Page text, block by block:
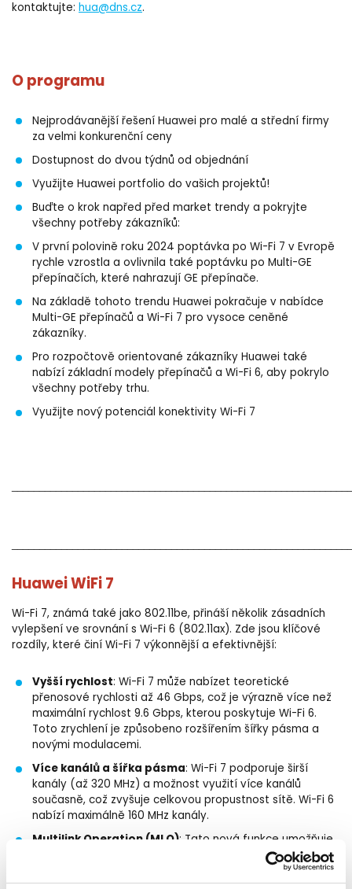
kontaktujte: hua@dns.cz.
O programu
Nejprodávanější řešení Huawei pro malé a střední firmy
za velmi konkurenční ceny
Dostupnost do dvou týdnů od objednání
Využijte Huawei portfolio do vašich projektů!
Buďte o krok napřed před market trendy a pokryjte
všechny potřeby zákazníků:
V první polovině roku 2024 poptávka po Wi-Fi 7 v Evropě
rychle vzrostla a ovlivnila také poptávku po Multi-GE
přepínačích, které nahrazují GE přepínače.
Na základě tohoto trendu Huawei pokračuje v nabídce
Multi-GE přepínačů a Wi-Fi 7 pro vysoce ceněné
zákazníky.
Pro rozpočtově orientované zákazníky Huawei také
nabízí základní modely přepínačů a Wi-Fi 6, aby pokrylo
všechny potřeby trhu.
Využijte nový potenciál konektivity Wi-Fi 7
Huawei WiFi 7
Wi-Fi 7, známá také jako 802.11be, přináší několik zásadních
vylepšení ve srovnání s Wi-Fi 6 (802.11ax). Zde jsou klíčové
rozdíly, které činí Wi-Fi 7 výkonnější a efektivnější:
Vyšší rychlost: Wi-Fi 7 může nabízet teoretické
přenosové rychlosti až 46 Gbps, což je výrazně více než
maximální rychlost 9.6 Gbps, kterou poskytuje Wi-Fi 6.
Toto zrychlení je způsobeno rozšířením šířky pásma a
novými modulacemi.
Více kanálů a šířka pásma: Wi-Fi 7 podporuje širší
kanály (až 320 MHz) a možnost využití více kanálů
současně, což zvyšuje celkovou propustnost sítě. Wi-Fi 6
nabízí maximálně 160 MHz kanály.
Multilink Operation (MLO): Tato nová funkce umožňuje
zařízení připojit se k více kanálům současně, což zajišťuje
lepší výkon a menší latenci. MLO zlepšuje stability